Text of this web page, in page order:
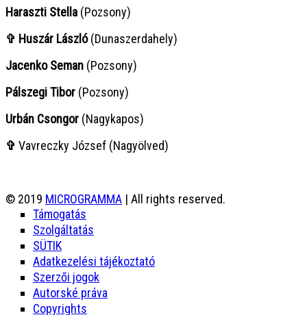
Haraszti Stella (Pozsony)
✞ Huszár László(Dunaszerdahely)
Jacenko Seman (Pozsony)
Pálszegi Tibor (Pozsony)
Urbán Csongor (Nagykapos)
✞ Vavreczky József (Nagyölved)
© 2019 MICROGRAMMA | All rights reserved.
Támogatás
Szolgáltatás
SÜTIK
Adatkezelési tájékoztató
Szerzői jogok
Autorské práva
Copyrights